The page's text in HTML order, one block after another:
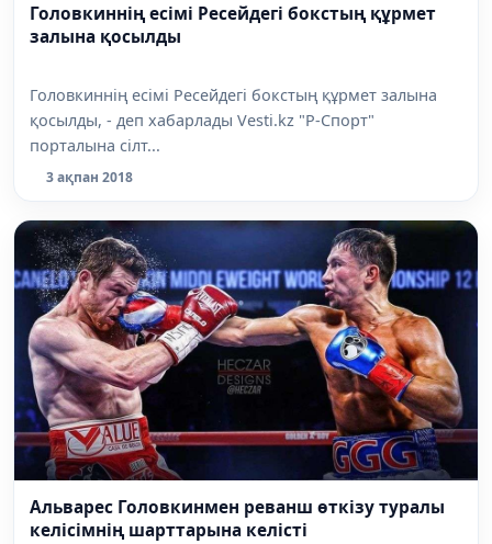
Головкиннің есімі Ресейдегі бокстың құрмет
залына қосылды
Головкиннің есімі Ресейдегі бокстың құрмет залына
қосылды, - деп хабарлады Vesti.kz "Р-Спорт"
порталына сілт...
3 ақпан 2018
Альварес Головкинмен реванш өткізу туралы
келісімнің шарттарына келісті